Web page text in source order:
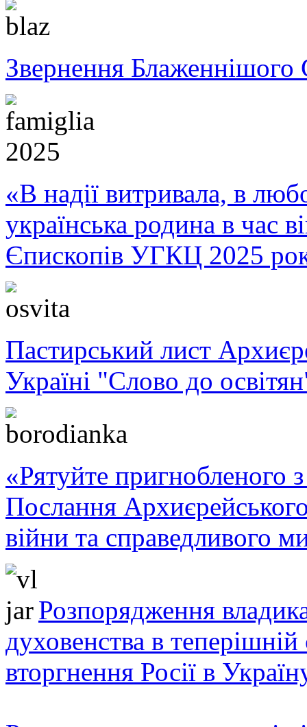
Звернення Блаженнішого
«В надії витривала, в
українська родина в час
Єпископів УГКЦ 2025
Пастирський лист
Україні "Слово до
«Рятуйте пригнобленого
Послання
війни та справедливого
Розпорядження
духовенства в теперішній
вторгнення Росії в